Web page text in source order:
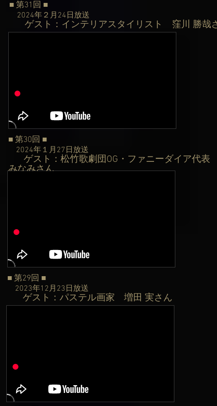
■ 第31 回 ■
2024年２月24日 放送
ゲスト：インテリアスタイリスト 窪川 勝哉
■ 第30回 ■
2024年１月27日 放送
ゲスト：松竹歌劇団OG・ファニーダイア代
みなみさん
■ 第29回 ■
2023年12月23日 放送
ゲスト：パステル画家 増田 実さん